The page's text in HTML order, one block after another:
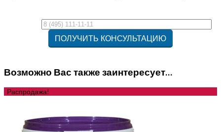
Возможно Вас также заинтересует…
Распродажа!